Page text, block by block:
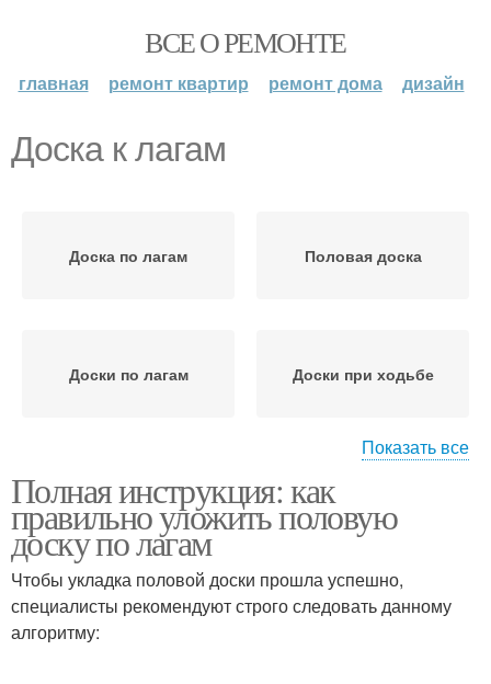
ВСЕ О РЕМОНТЕ
главная ремонт квартир ремонт дома дизайн
Доска к лагам
Доска по лагам Половая доска
Доски по лагам Доски при ходьбе
Лаг при укладке
поверхности
Доска от влаги Деревянная доска
Показать все
Полная инструкция: как
правильно уложить половую
доску по лагам
Чтобы укладка половой доски прошла успешно,
специалисты рекомендуют строго следовать данному
алгоритму: